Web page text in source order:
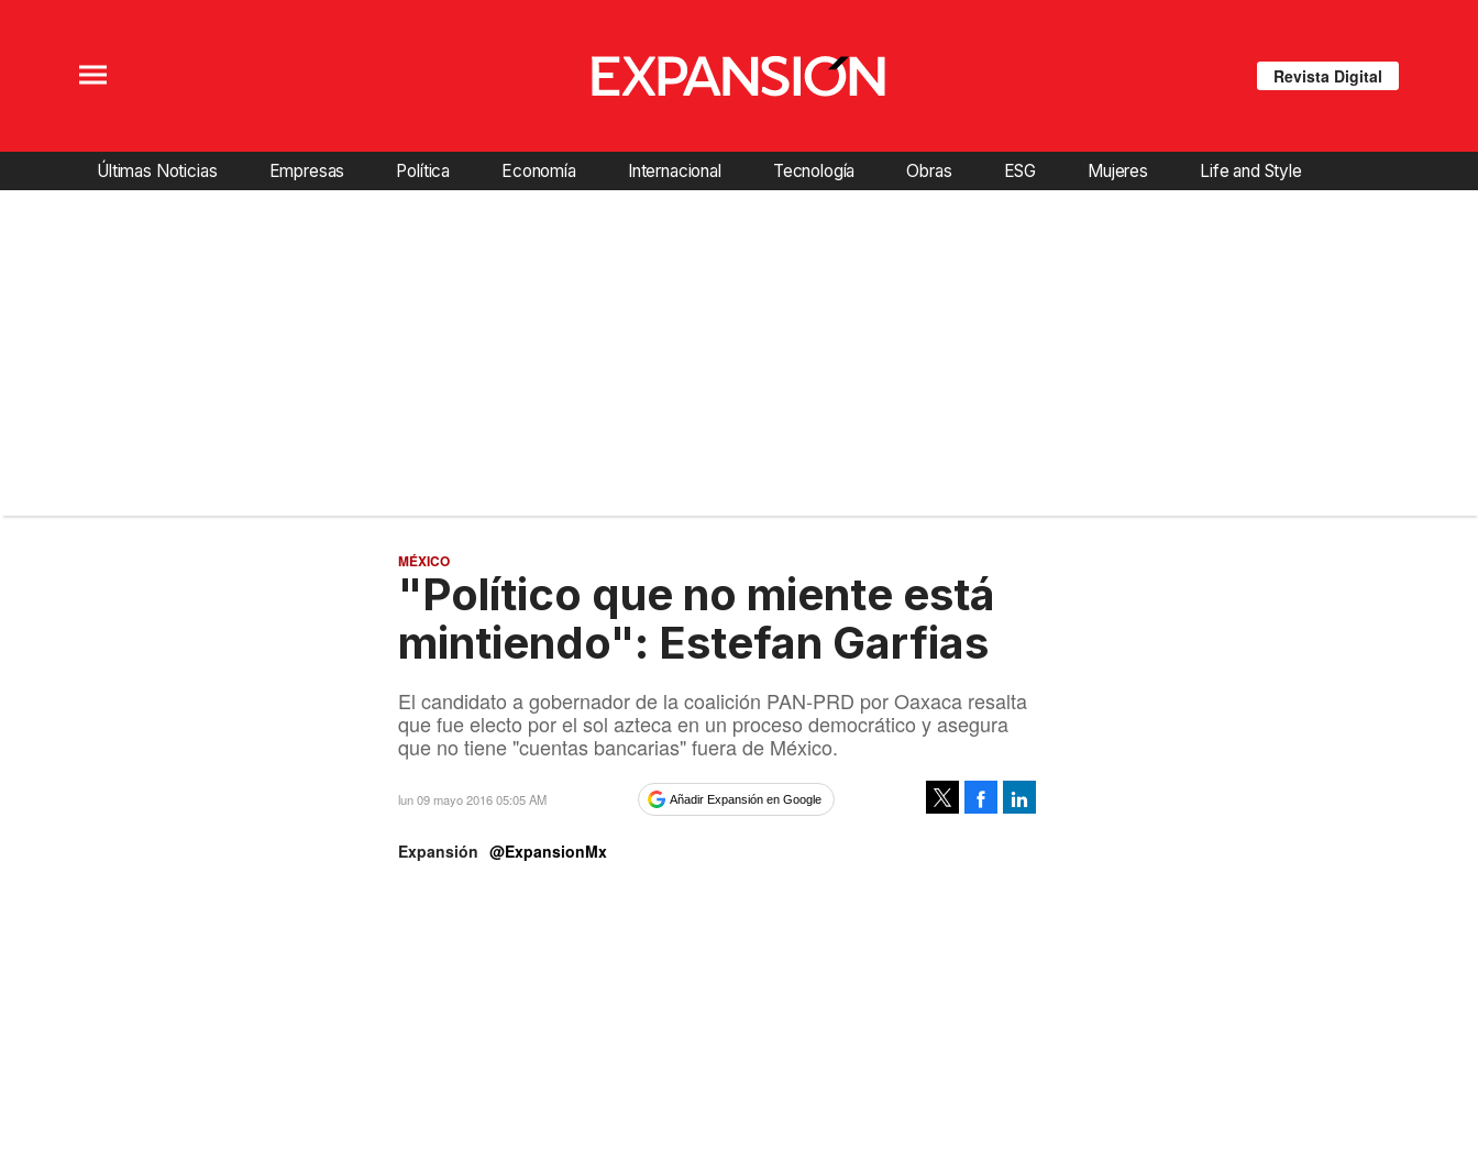
Revista Digital
Últimas Noticias Empresas Política Economía Internacional Tecnología Obras ESG Mujeres Life and Style
MÉXICO
"Político que no miente está
mintiendo": Estefan Garfias
El candidato a gobernador de la coalición PAN-PRD por Oaxaca resalta
que fue electo por el sol azteca en un proceso democrático y asegura
que no tiene "cuentas bancarias" fuera de México.
lun 09 mayo 2016 05:05 AM Añadir Expansión en Google Facebook
Expansión @ExpansionMx